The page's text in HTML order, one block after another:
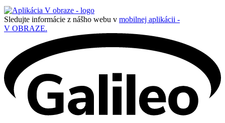
Sledujte informácie z nášho webu v mobilnej aplikácii -
V OBRAZE.